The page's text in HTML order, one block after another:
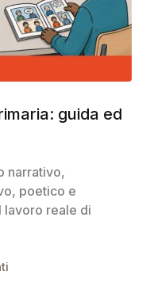
guida ed
narrativo,
poetico e
lavoro reale di